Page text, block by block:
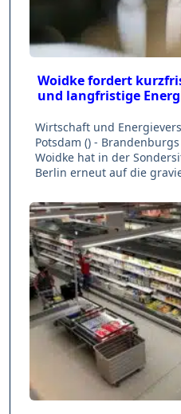
Woidke fordert
und langfristige
Wirtschaft und
Potsdam () -
Woidke hat in der
Berlin erneut auf die